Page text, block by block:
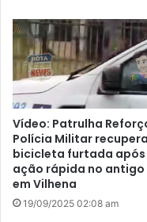
Vídeo: Patrulha
Polícia Militar recupera
bicicleta furtada após
ação rápida no antigo
em Vilhena
19/09/2025 02:08 am